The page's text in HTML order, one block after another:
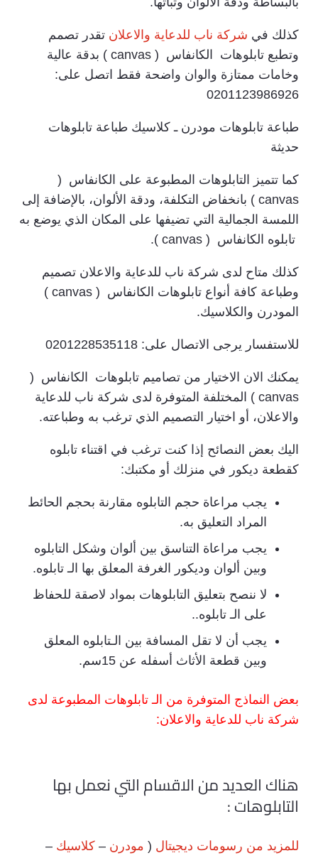
كذلك في شركة ناب للدعاية والاعلان تقدر تصمم
وتطبع تابلوهات الكانفاس ( canvas ) بدقة عالية
وخامات ممتازة والوان واضحة فقط اتصل على:
0201123986926
طباعة تابلوهات مودرن ـ كلاسيك طباعة تابلوهات
حديثة
كما تتميز التابلوهات المطبوعة على الكانفاس (
canvas ) بانخفاض التكلفة، ودقة الألوان، بالإضافة إلى
اللمسة الجمالية التي تضيفها على المكان الذي يوضع به
تابلوه الكانفاس ( canvas ).
كذلك متاح لدى شركة ناب للدعاية والاعلان تصميم
وطباعة كافة أنواع تابلوهات الكانفاس ( canvas )
المودرن والكلاسيك.
للاستفسار يرجى الاتصال على: 0201228535118
يمكنك الان الاختيار من تصاميم تابلوهات الكانفاس (
canvas ) المختلفة المتوفرة لدى شركة ناب للدعاية
والاعلان، أو اختيار التصميم الذي ترغب به وطباعته.
اليك بعض النصائح إذا كنت ترغب في اقتناء تابلوه
كقطعة ديكور في منزلك أو مكتبك:
يجب مراعاة حجم التابلوه مقارنة بحجم الحائط
المراد التعليق به.
يجب مراعاة التناسق بين ألوان وشكل التابلوه
وبين ألوان وديكور الغرفة المعلق بها الـ تابلوه.
لا ننصح بتعليق التابلوهات بمواد لاصقة للحفاظ
على الـ تابلوه..
يجب أن لا تقل المسافة بين الـتابلوه المعلق
وبين قطعة الأثاث أسفله عن 15سم.
بعض النماذج المتوفرة من الـ تابلوهات المطبوعة لدى
شركة ناب للدعاية والاعلان:
هناك العديد من الاقسام التي نعمل بها
التابلوهات :
للمزيد من رسومات ديجيتال ( مودرن – كلاسيك –